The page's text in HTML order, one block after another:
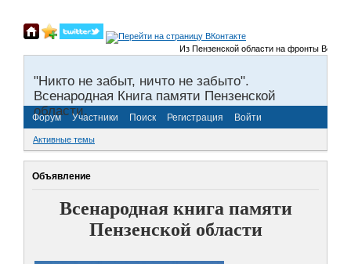
Из Пензенской области на фронты
"Никто не забыт, ничто не забыто".
Всенародная Книга памяти Пензенской
области.
Форум Участники Поиск Регистрация Войти
Активные темы
Объявление
Всенародная книга памяти
Пензенской области